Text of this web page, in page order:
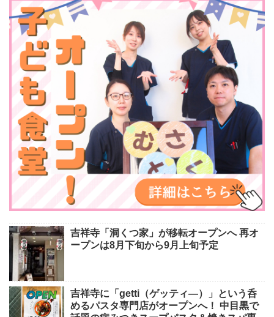
吉祥寺「洞くつ家」が移転オープンへ 再オ
ープンは8月下旬から9月上旬予定
吉祥寺に「getti（ゲッティ―）」という呑
めるパスタ専門店がオープンへ！ 中目黒で